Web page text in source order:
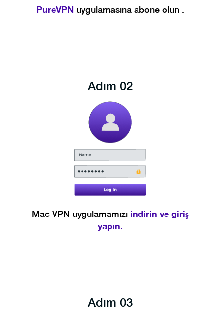
PureVPN uygulamasına abone olun .
Adım 02
Mac VPN uygulamamızı indirin ve giriş
yapın.
Adım 03